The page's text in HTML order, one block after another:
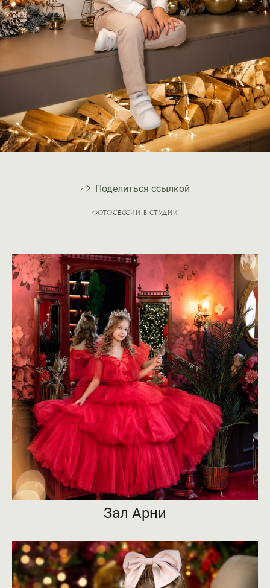
Поделиться ссылкой
ФОТОСЕССИИ В СТУДИИ
Зал Арни